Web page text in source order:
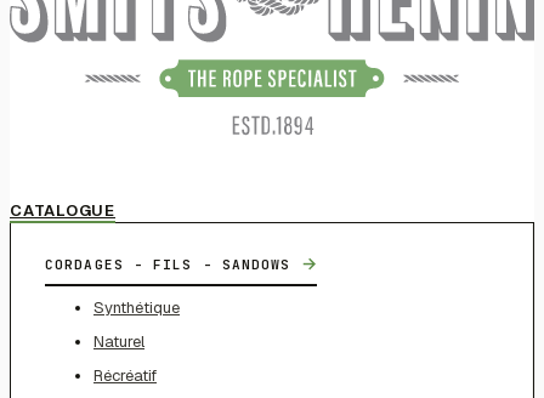
CATALOGUE
CORDAGES - FILS - SANDOWS →
Synthétique
Naturel
Récréatif